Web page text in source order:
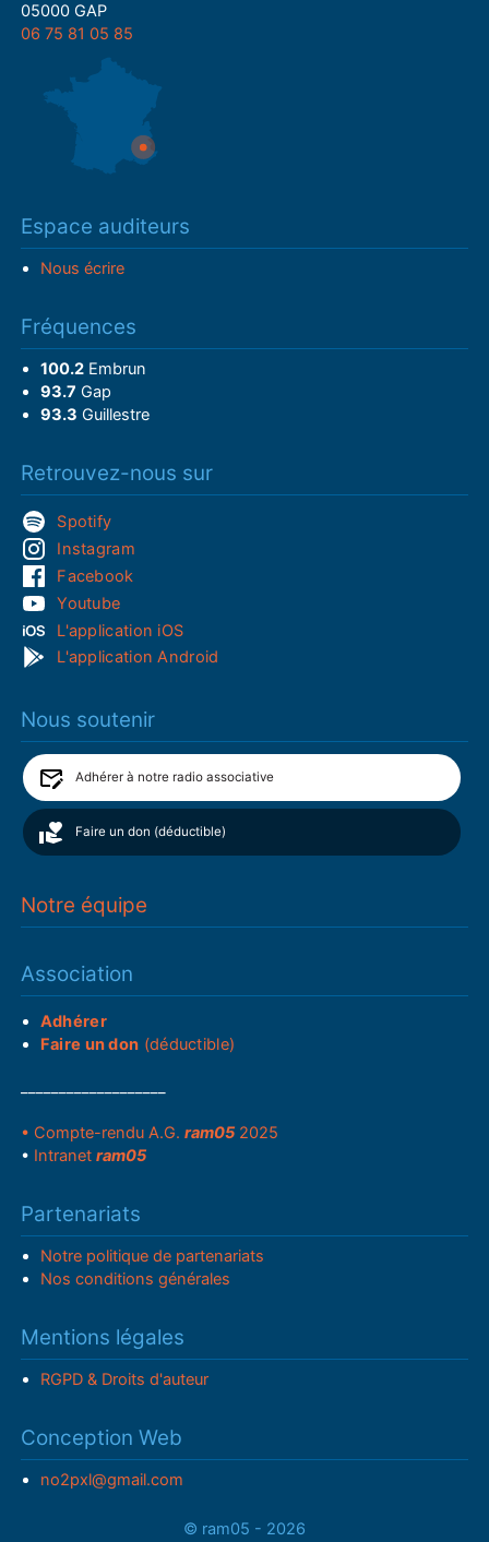
05000 GAP
06 75 81 05 85
Espace auditeurs
Nous écrire
Fréquences
100.2Embrun
93.7 Gap
93.3 Guillestre
Retrouvez-nous sur
Spotify
Instagram
Facebook
Youtube
L'application iOS
L'application Android
Nous soutenir
Adhérer à notre radio associative
Faire un don (déductible)
Notre équipe
Association
Adhérer
Faire un don (déductible)
• Compte-rendu A.G.ram05 2025
• Intranetram05
Partenariats
Notre politique de partenariats
Nos conditions générales
Mentions légales
RGPD & Droits d'auteur
Conception Web
no2pxl@gmail.com
© ram05 - 2026